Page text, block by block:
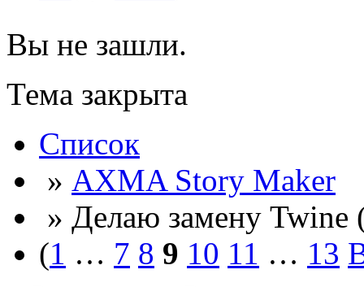
Вы не зашли.
Тема закрыта
Список
» AXMA Story Maker
» Делаю замену Twine
(1 … 7 8 9 10 11 … 13